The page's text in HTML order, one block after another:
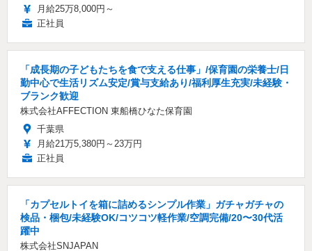
月給25万8,000円～
正社員
「成長期の子どもたちを食で支える仕事」/保育園の栄養士/日
勤中心で生活リズム安定/賞与支給あり/福利厚生充実/未経験・
ブランク歓迎
株式会社AFFECTION 東船橋ひなた保育園
千葉県
月給21万5,380円～23万円
正社員
「カプセルトイを箱に詰めるシンプル作業」ガチャガチャの
検品・梱包/未経験OK/コツコツ軽作業/空調完備/20〜30代活
躍中
株式会社SNJAPAN